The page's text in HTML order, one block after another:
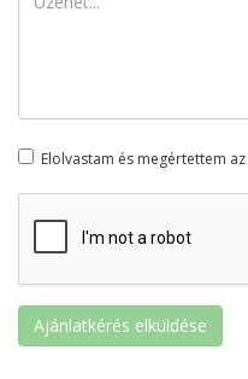
Elolvastam és megértettem az